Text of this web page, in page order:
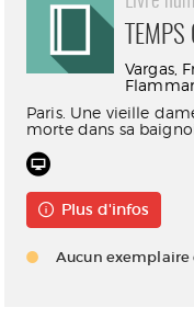
Vargas,
Paris. Une vieille
morte dans sa
Plus d'infos
Aucun